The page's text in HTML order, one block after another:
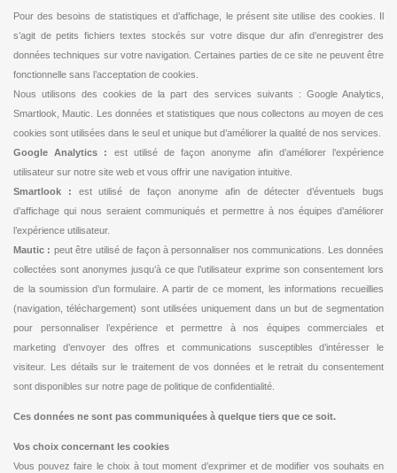
Pour des besoins de statistiques et d’affichage, le présent site utilise des cookies. Il
s’agit de petits fichiers textes stockés sur votre disque dur afin d’enregistrer des
données techniques sur votre navigation. Certaines parties de ce site ne peuvent être
fonctionnelle sans l’acceptation de cookies.
Nous utilisons des cookies de la part des services suivants : Google Analytics,
Smartlook, Mautic. Les données et statistiques que nous collectons au moyen de ces
cookies sont utilisées dans le seul et unique but d’améliorer la qualité de nos services.
Google Analytics :
est utilisé de façon anonyme afin d’améliorer l’expérience
utilisateur sur notre site web et vous offrir une navigation intuitive.
Smartlook : est utilisé de façon anonyme afin de détecter d’éventuels bugs
d’affichage qui nous seraient communiqués et permettre à nos équipes d’améliorer
l’expérience utilisateur.
Mautic : peut être utilisé de façon à personnaliser nos communications. Les données
collectées sont anonymes jusqu’à ce que l’utilisateur exprime son consentement lors
de la soumission d’un formulaire. A partir de ce moment, les informations recueillies
(navigation, téléchargement) sont utilisées uniquement dans un but de segmentation
pour personnaliser l’expérience et permettre à nos équipes commerciales et
marketing d’envoyer des offres et communications susceptibles d’intéresser le
visiteur. Les détails sur le traitement de vos données et le retrait du consentement
sont disponibles sur notre page de politique de confidentialité.
Ces données ne sont pas communiquées à quelque tiers que ce soit.
Vos choix concernant les cookies
Vous pouvez faire le choix à tout moment d’exprimer et de modifier vos souhaits en